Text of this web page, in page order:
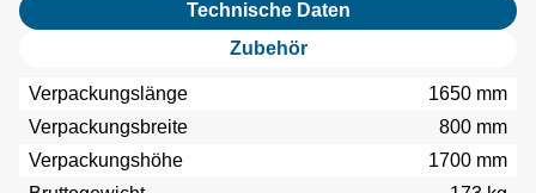
Technische Daten
Zubehör
Verpackungslänge
1650 mm
Verpackungsbreite
800 mm
Verpackungshöhe
1700 mm